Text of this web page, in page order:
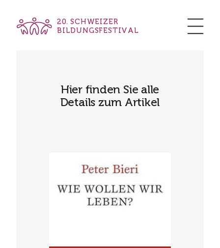
20. SCHWEIZER
BILDUNGSFESTIVAL
Hier finden Sie alle
Details zum Artikel